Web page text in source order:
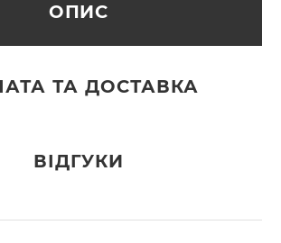
ОПИС
ТА ДОСТАВКА
ВІДГУКИ